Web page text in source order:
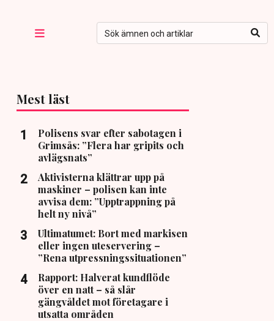
Mest läst
Polisens svar efter sabotagen i
Grimsås: ”Flera har gripits och
avlägsnats”
Aktivisterna klättrar upp på
maskiner – polisen kan inte
avvisa dem: ”Upptrappning på
helt ny nivå”
Ultimatumet: Bort med markisen
eller ingen uteservering –
”Rena utpressningssituationen”
Rapport: Halverat kundflöde
över en natt – så slår
gängvåldet mot företagare i
utsatta områden